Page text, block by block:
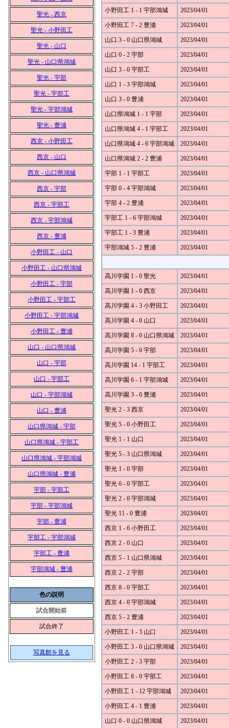
聖光 - 西京
聖光 - 小野田工
聖光 - 山口
聖光 - 山口県鴻城
聖光 - 宇部
聖光 - 宇部工
聖光 - 宇部鴻城
聖光 - 豊浦
西京 - 小野田工
西京 - 山口
西京 - 山口県鴻城
西京 - 宇部
西京 - 宇部工
西京 - 宇部鴻城
西京 - 豊浦
小野田工 - 山口
小野田工 - 山口県鴻城
小野田工 - 宇部
小野田工 - 宇部工
小野田工 - 宇部鴻城
小野田工 - 豊浦
山口 - 山口県鴻城
山口 - 宇部
山口 - 宇部工
山口 - 宇部鴻城
山口 - 豊浦
山口県鴻城 - 宇部
山口県鴻城 - 宇部工
山口県鴻城 - 宇部鴻城
山口県鴻城 - 豊浦
宇部 - 宇部工
宇部 - 宇部鴻城
宇部 - 豊浦
宇部工 - 宇部鴻城
宇部工 - 豊浦
宇部鴻城 - 豊浦
色の説明
試合開始前
試合終了
写真館を見る
小野田工 1 - 1 宇部鴻城 2023/04/01
小野田工 7 - 2 豊浦 2023/04/01
山口 3 - 0 山口県鴻城 2023/04/01
山口 0 - 2 宇部 2023/04/01
山口 3 - 0 宇部工 2023/04/01
山口 1 - 3 宇部鴻城 2023/04/01
山口 3 - 0 豊浦 2023/04/01
山口県鴻城 1 - 1 宇部 2023/04/01
山口県鴻城 4 - 1 宇部工 2023/04/01
山口県鴻城 4 - 6 宇部鴻城 2023/04/01
山口県鴻城 2 - 2 豊浦 2023/04/01
宇部 1 - 1 宇部工 2023/04/01
宇部 0 - 4 宇部鴻城 2023/04/01
宇部 4 - 2 豊浦 2023/04/01
宇部工 1 - 6 宇部鴻城 2023/04/01
宇部工 1 - 3 豊浦 2023/04/01
宇部鴻城 5 - 2 豊浦 2023/04/01
高川学園 1 - 0 聖光 2023/04/01
高川学園 1 - 0 西京 2023/04/01
高川学園 4 - 3 小野田工 2023/04/01
高川学園 4 - 0 山口 2023/04/01
高川学園 8 - 0 山口県鴻城 2023/04/01
高川学園 5 - 0 宇部 2023/04/01
高川学園 14 - 1 宇部工 2023/04/01
高川学園 6 - 1 宇部鴻城 2023/04/01
高川学園 3 - 0 豊浦 2023/04/01
聖光 2 - 3 西京 2023/04/01
聖光 5 - 0 小野田工 2023/04/01
聖光 1 - 1 山口 2023/04/01
聖光 5 - 3 山口県鴻城 2023/04/01
聖光 1 - 0 宇部 2023/04/01
聖光 6 - 0 宇部工 2023/04/01
聖光 2 - 0 宇部鴻城 2023/04/01
聖光 11 - 0 豊浦 2023/04/01
西京 1 - 6 小野田工 2023/04/01
西京 2 - 0 山口 2023/04/01
西京 5 - 1 山口県鴻城 2023/04/01
西京 2 - 2 宇部 2023/04/01
西京 8 - 0 宇部工 2023/04/01
西京 4 - 0 宇部鴻城 2023/04/01
西京 5 - 2 豊浦 2023/04/01
小野田工 1 - 3 山口 2023/04/01
小野田工 3 - 0 山口県鴻城 2023/04/01
小野田工 2 - 3 宇部 2023/04/01
小野田工 8 - 0 宇部工 2023/04/01
小野田工 1 - 12 宇部鴻城 2023/04/01
小野田工 4 - 1 豊浦 2023/04/01
山口 0 - 0 山口県鴻城 2023/04/01